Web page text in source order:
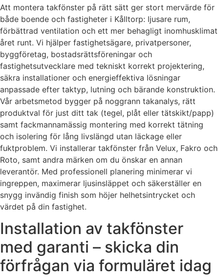
Att montera takfönster på rätt sätt ger stort mervärde för
både boende och fastigheter i Kålltorp: ljusare rum,
förbättrad ventilation och ett mer behagligt inomhusklimat
året runt. Vi hjälper fastighetsägare, privatpersoner,
byggföretag, bostadsrättsföreningar och
fastighetsutvecklare med tekniskt korrekt projektering,
säkra installationer och energieffektiva lösningar
anpassade efter taktyp, lutning och bärande konstruktion.
Vår arbetsmetod bygger på noggrann takanalys, rätt
produktval för just ditt tak (tegel, plåt eller tätskikt/papp)
samt fackmannamässig montering med korrekt tätning
och isolering för lång livslängd utan läckage eller
fuktproblem. Vi installerar takfönster från Velux, Fakro och
Roto, samt andra märken om du önskar en annan
leverantör. Med professionell planering minimerar vi
ingreppen, maximerar ljusinsläppet och säkerställer en
snygg invändig finish som höjer helhetsintrycket och
värdet på din fastighet.
Installation av takfönster
med garanti – skicka din
förfrågan via formuläret idag